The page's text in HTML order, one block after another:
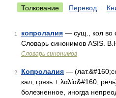
Толкование Перевод
1 копролалия — сущ., кол во
Словарь синонимов ASIS.
Словарь синонимов
2 Копролалия —
кал, грязь + λαλία&#160;
болезненное, иногда